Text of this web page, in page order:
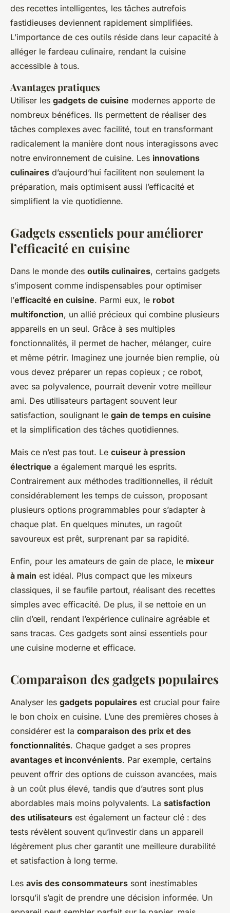
des recettes intelligentes, les tâches autrefois
fastidieuses deviennent rapidement simplifiées.
L’importance de ces outils réside dans leur capacité à
alléger le fardeau culinaire, rendant la cuisine
accessible à tous.
Avantages pratiques
Utiliser les gadgets de cuisine modernes apporte de
nombreux bénéfices. Ils permettent de réaliser des
tâches complexes avec facilité, tout en transformant
radicalement la manière dont nous interagissons avec
notre environnement de cuisine. Les innovations
culinaires d’aujourd’hui facilitent non seulement la
préparation, mais optimisent aussi l’efficacité et
simplifient la vie quotidienne.
Gadgets essentiels pour améliorer
l’efficacité en cuisine
Dans le monde des outils culinaires, certains gadgets
s’imposent comme indispensables pour optimiser
l’efficacité en cuisine. Parmi eux, le robot
multifonction, un allié précieux qui combine plusieurs
appareils en un seul. Grâce à ses multiples
fonctionnalités, il permet de hacher, mélanger, cuire
et même pétrir. Imaginez une journée bien remplie, où
vous devez préparer un repas copieux ; ce robot,
avec sa polyvalence, pourrait devenir votre meilleur
ami. Des utilisateurs partagent souvent leur
satisfaction, soulignant le gain de temps en cuisine
et la simplification des tâches quotidiennes.
Mais ce n’est pas tout. Le cuiseur à pression
électrique a également marqué les esprits.
Contrairement aux méthodes traditionnelles, il réduit
considérablement les temps de cuisson, proposant
plusieurs options programmables pour s’adapter à
chaque plat. En quelques minutes, un ragoût
savoureux est prêt, surprenant par sa rapidité.
Enfin, pour les amateurs de gain de place, le mixeur
à main est idéal. Plus compact que les mixeurs
classiques, il se faufile partout, réalisant des recettes
simples avec efficacité. De plus, il se nettoie en un
clin d’œil, rendant l’expérience culinaire agréable et
sans tracas. Ces gadgets sont ainsi essentiels pour
une cuisine moderne et efficace.
Comparaison des gadgets populaires
Analyser les gadgets populaires est crucial pour faire
le bon choix en cuisine. L’une des premières choses à
considérer est la comparaison des prix et des
fonctionnalités. Chaque gadget a ses propres
avantages et inconvénients. Par exemple, certains
peuvent offrir des options de cuisson avancées, mais
à un coût plus élevé, tandis que d’autres sont plus
abordables mais moins polyvalents. La satisfaction
des utilisateurs est également un facteur clé : des
tests révèlent souvent qu’investir dans un appareil
légèrement plus cher garantit une meilleure durabilité
et satisfaction à long terme.
Les avis des consommateurs sont inestimables
lorsqu’il s’agit de prendre une décision informée. Un